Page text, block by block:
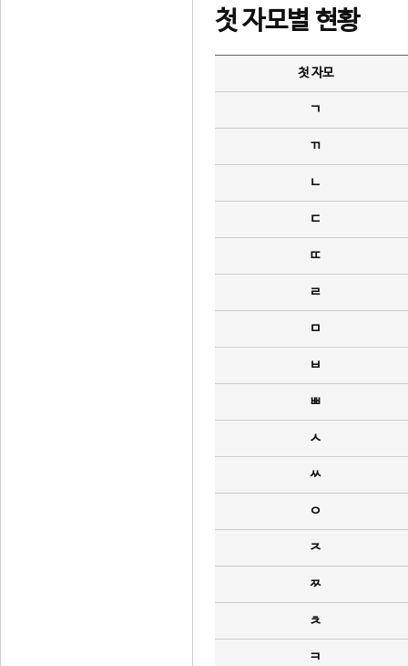
첫 자모별 현황
첫 자모
ㄱ
ㄲ
ㄴ
ㄷ
ㄸ
ㄹ
ㅁ
ㅂ
ㅃ
ㅅ
ㅆ
ㅇ
ㅈ
ㅉ
ㅊ
ㅋ